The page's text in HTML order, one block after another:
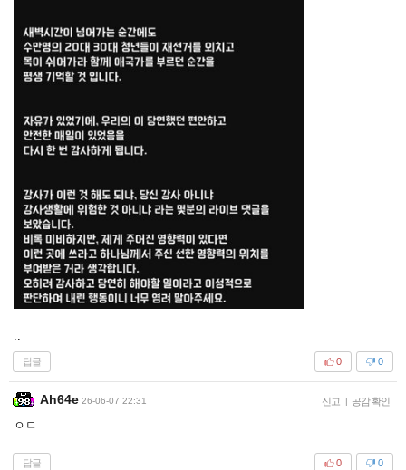
답글 0
0
Ah64e 26-06-07 22:31 신고 | 공감 확인
ㅇㄷ
답글 0
0